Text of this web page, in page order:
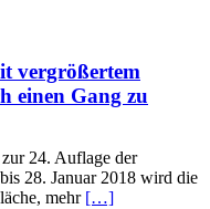
vergrößertem
einen Gang zu
24. Auflage der
28. Januar 2018 wird die
mehr […]